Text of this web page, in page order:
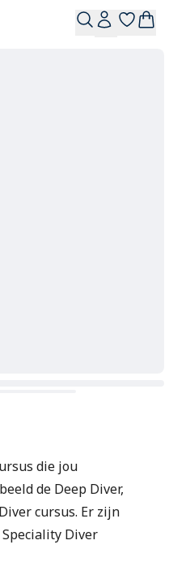
die jou
de Deep Diver,
cursus. Er zijn
Speciality Diver